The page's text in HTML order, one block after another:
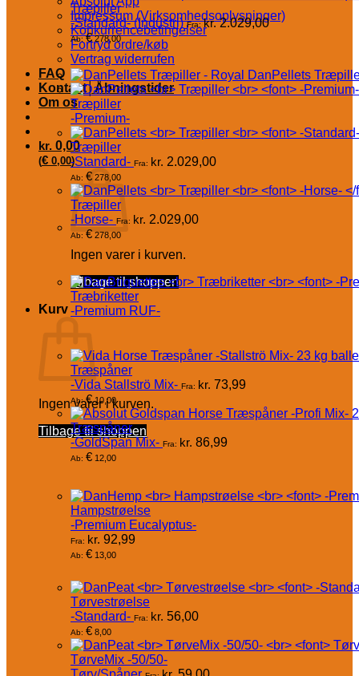
Impressum (Virksomhedsoplysninger)
Konkurrencebetingelser
Fortryd ordre/køb
Vertrag widerrufen
FAQ
Kontakt│Åbningstider
Om os
kr. 0,00
(€ 0,00)
Ingen varer i kurven.
Tilbage til shoppen
Kurv
Ingen varer i kurven.
Tilbage til shoppen
Træpiller
-Standard- (Industri)Fra:kr.2.029,00
Ab:€278,00
DanPellets
Træpiller
-Premium-
Træpiller
-Standard- Fra: kr. 2.029,00
Ab: € 278,00
Træpiller
-Horse- Fra: kr. 2.029,00
Ab: €278,00
Træbriketter
-Premium RUF-
Træspåner
-Vida Stallströ Mix- Fra: kr. 73,99
Ab:€10,00
Træspåner
-GoldSpan Mix- Fra: kr. 86,99
Ab: € 12,00
Hampstrøelse
-Premium Eucalyptus-
Fra: kr. 92,99
Ab: € 13,00
Tørvestrøelse
-Standard- Fra: kr. 56,00
Ab: € 8,00
TørveMix -50/50-